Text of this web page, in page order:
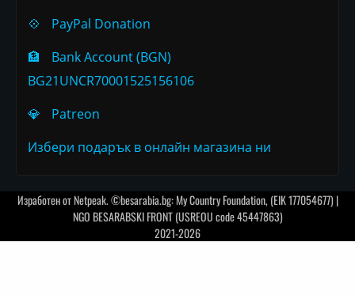
💠
PayPal Donation
🏦
Bank Account (BGN)
BG21UNCR70001525156106
💎
Patreon
Избери подарък в онлайн магазина ни
Изработен отNetpeak. ©besarabia.bg: My Country Foundation, (EIK 177054677) |
NGO BESARABSKI FRONT (USREOU code 45447863)
2021-2026